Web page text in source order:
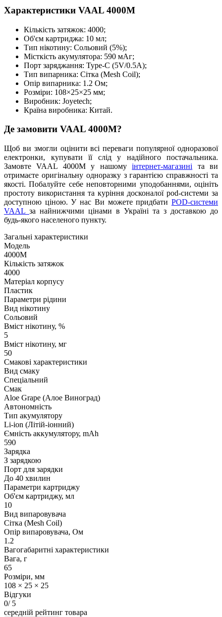
Характеристики VAAL 4000M
Кількість затяжок: 4000;
Об'єм картриджа: 10 мл;
Тип нікотину: Сольовий (5%);
Місткість акумулятора: 590 мАг;
Порт заряджання: Type-C (5V/0.5A);
Тип випарника: Сітка (Mesh Coil);
Опір випарника: 1.2 Ом;
Розміри: 108×25×25 мм;
Виробник: Joyetech;
Країна виробника: Китай.
Де замовити VAAL 4000M?
Щоб ви змогли оцінити всі переваги популярної одноразової
електронки, купувати її слід у надійного постачальника.
Замовте VAAL 4000M у нашомуінтернет-магазині та ви
отримаєте оригінальну одноразку з гарантією справжності та
якості. Побалуйте себе неповторними уподобаннями, оцініть
простоту використання та куріння досконалої pod-системи за
доступною ціною. У нас Ви можете придбати POD-системи
VAAL за найнижчими цінами в Україні та з доставкою до
будь-якого населеного пункту.
Загальні характеристики
Модель
4000M
Кількість затяжок
4000
Матеріал корпусу
Пластик
Параметри рідини
Вид нікотину
Сольовий
Вміст нікотину, %
5
Вміст нікотину, мг
50
Смакові характеристики
Вид смаку
Спеціальний
Смак
Aloe Grape (Алое Виноград)
Автономність
Тип акумулятору
Li-ion (Літій-іонний)
Ємність аккумулятору, mAh
590
Зарядка
З зарядкою
Порт для зарядки
До 40 хвилин
Параметри картриджу
Об'єм картриджу, мл
10
Вид випаровувача
Сітка (Mesh Coil)
Опір випаровувача, Ом
1.2
Вагогабаритні характеристики
Вага, г
65
Розміри, мм
108 × 25 × 25
Відгуки
0/ 5
середній рейтинг товара